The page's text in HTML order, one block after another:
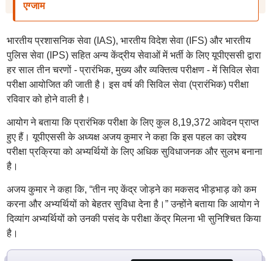
एग्जाम
भारतीय प्रशासनिक सेवा (IAS), भारतीय विदेश सेवा (IFS) और भारतीय
पुलिस सेवा (IPS) सहित अन्य केंद्रीय सेवाओं में भर्ती के लिए यूपीएससी द्वारा
हर साल तीन चरणों - प्रारंभिक, मुख्य और व्यक्तित्व परीक्षण - में सिविल सेवा
परीक्षा आयोजित की जाती है। इस वर्ष की सिविल सेवा (प्रारंभिक) परीक्षा
रविवार को होने वाली है।
आयोग ने बताया कि प्रारंभिक परीक्षा के लिए कुल 8,19,372 आवेदन प्राप्त
हुए हैं। यूपीएससी के अध्यक्ष अजय कुमार ने कहा कि इस पहल का उद्देश्य
परीक्षा प्रक्रिया को अभ्यर्थियों के लिए अधिक सुविधाजनक और सुलभ बनाना
है।
अजय कुमार ने कहा कि, “तीन नए केंद्र जोड़ने का मकसद भीड़भाड़ को कम
करना और अभ्यर्थियों को बेहतर सुविधा देना है।” उन्होंने बताया कि आयोग ने
दिव्यांग अभ्यर्थियों को उनकी पसंद के परीक्षा केंद्र मिलना भी सुनिश्चित किया
है।